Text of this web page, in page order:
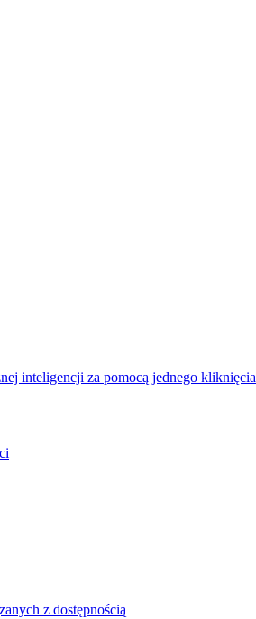
inteligencji za pomocą jednego kliknięcia
z dostępnością